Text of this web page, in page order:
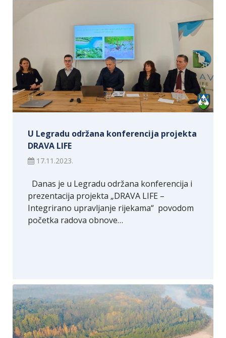
U Legradu održana konferencija projekta
DRAVA LIFE
17.11.2023.
Danas je u Legradu održana konferencija i
prezentacija projekta „DRAVA LIFE –
Integrirano upravljanje rijekama“ povodom
početka radova obnove…